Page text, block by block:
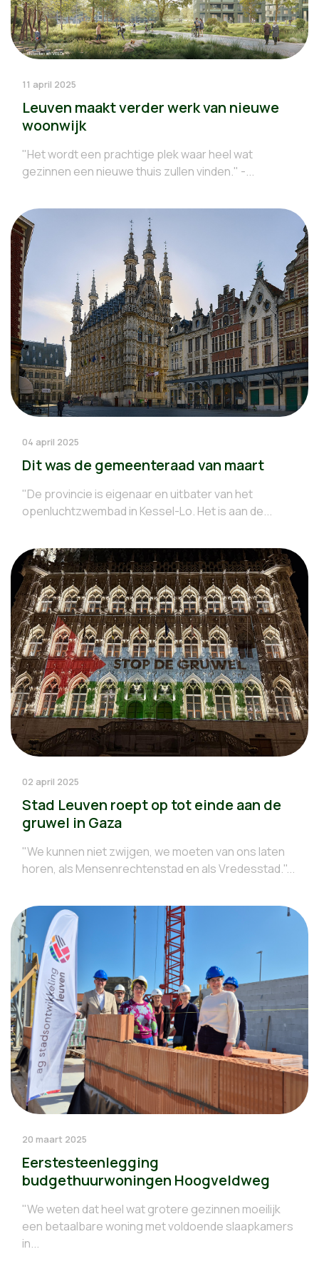
11 april 2025
Leuven maakt verder werk van nieuwe
woonwijk
"Het wordt een prachtige plek waar heel wat
gezinnen een nieuwe thuis zullen vinden." -...
04 april 2025
Dit was de gemeenteraad van maart
"De provincie is eigenaar en uitbater van het
openluchtzwembad in Kessel-Lo. Het is aan de...
02 april 2025
Stad Leuven roept op tot einde aan de
gruwel in Gaza
"We kunnen niet zwijgen, we moeten van ons laten
horen, als Mensenrechtenstad en als Vredesstad."...
20 maart 2025
Eerstesteenlegging
budgethuurwoningen Hoogveldweg
"We weten dat heel wat grotere gezinnen moeilijk
een betaalbare woning met voldoende slaapkamers
in...